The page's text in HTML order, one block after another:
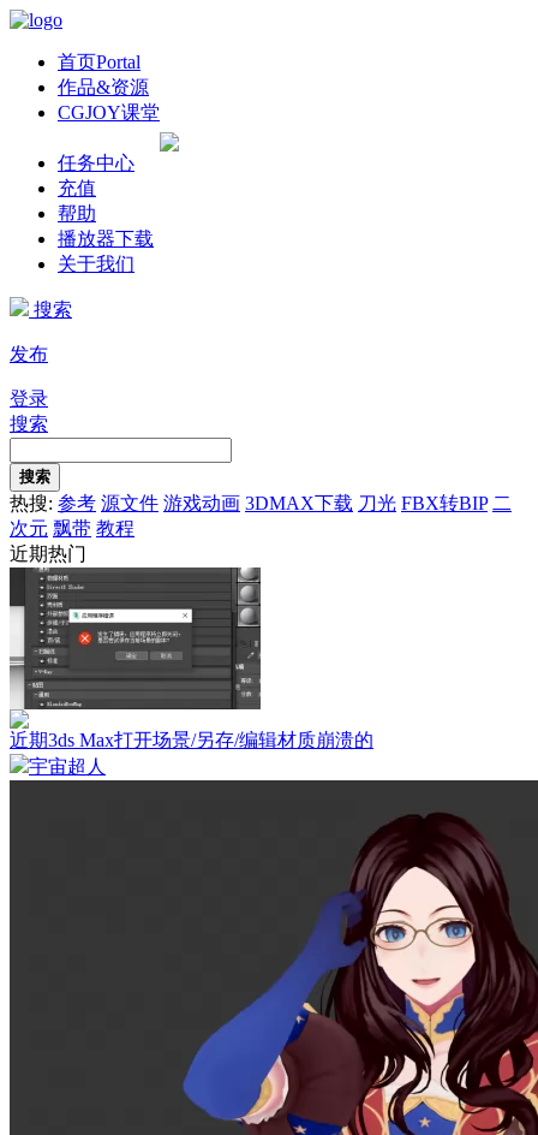
首页Portal
作品&资源
CGJOY课堂
任务中心
充值
帮助
播放器下载
关于我们
搜索
发布
登录
搜索
搜索
热搜: 参考 源文件 游戏动画 3DMAX下载 刀光 FBX转BIP 二
次元 飘带 教程
近期热门
近期3ds Max打开场景/另存/编辑材质崩溃的
宇宙超人